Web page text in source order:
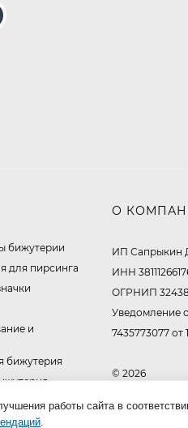
бижутерии
для пирсинга
и
бижутерия
О
ИП Сапрыкин
ИНН
ОГРНИП
Уведомление
7435773077 от
© 2026
работы сайта в
.